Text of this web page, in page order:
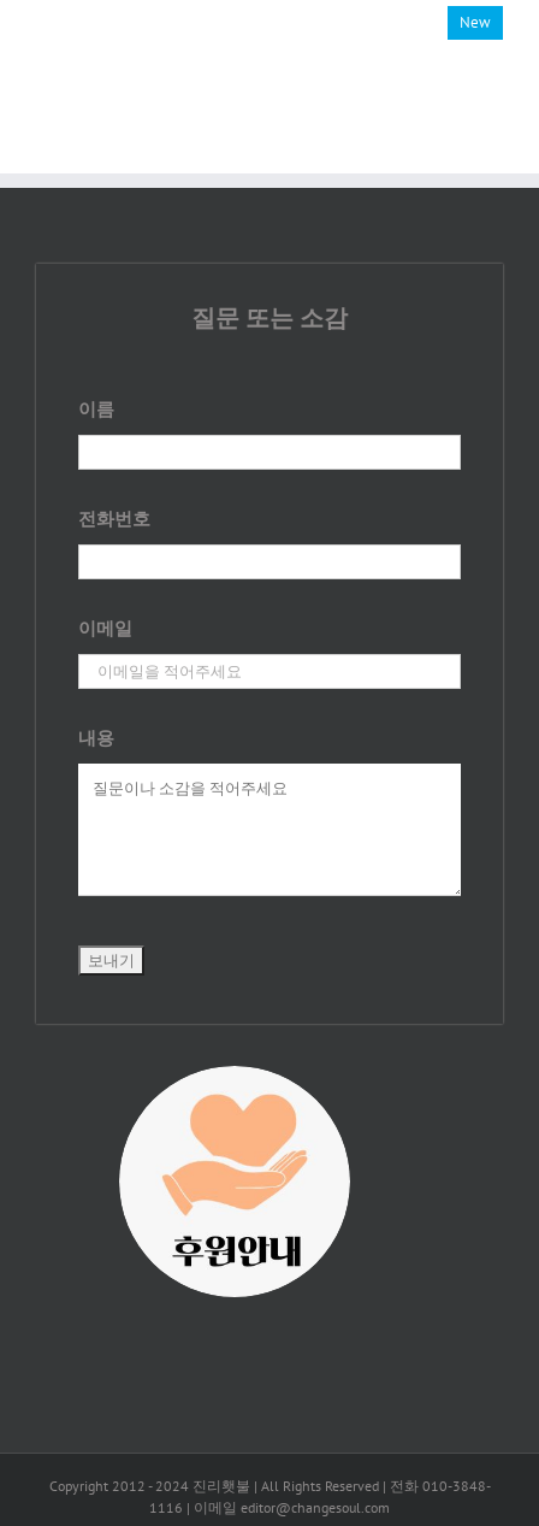
New
질문 또는 소감
이름
전화번호
이메일
내용
진리횃불 사역은
여러분의 후원으
로 이루어집니다.
Copyright 2012 - 2024 진리횃불 | All Rights Reserved | 전화 010-3848-
1116 | 이메일 editor@changesoul.com